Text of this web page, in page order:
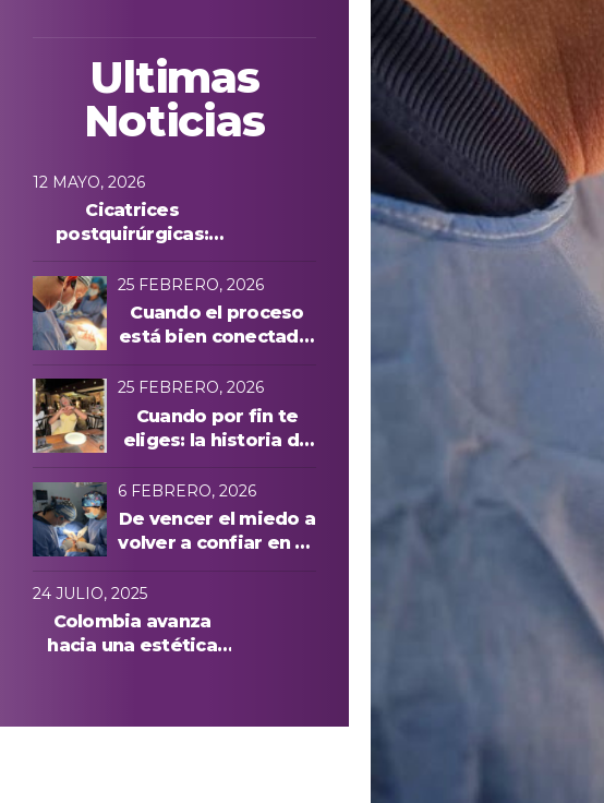
Ultimas
Noticias
12 MAYO, 2026
Cicatrices
postquirúrgicas:
protocolos láser
25 FEBRERO, 2026
Cuando el proceso
está bien conectado,
25 FEBRERO, 2026
Cuando por fin te
eliges: la historia de
experiencia cuidada
de principio a fin
6 FEBRERO, 2026
De vencer el miedo a
volver a confiar en su
internacional en
Medellín
24 JULIO, 2025
Colombia avanza
hacia una estética